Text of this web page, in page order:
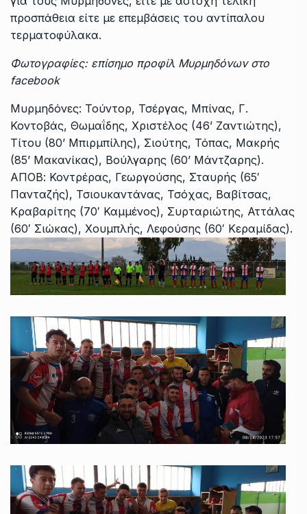
προσπάθεια είτε με επεμβάσεις του αντίπαλου
τερματοφύλακα.
Φωτογραφίες: επίσημο προφίλ Μυρμηδόνων στο
facebook
Μυρμηδόνες: Τούντορ, Τσέργας, Μπίνας, Γ.
Κοντοβάς, Θωμαΐδης, Χριστέλος (46’ Ζαντιώτης),
Τίτου (80’ Μπιρμπίλης), Σιούτης, Τόπας, Μακρής
(85’ Μακανίκας), Βούλγαρης (60’ Μάντζαρης).
ΑΠΟΒ: Κοντρέρας, Γεωργούσης, Σταυρής (65′
Πανταζής), Τσιουκαντάνας, Τσόχας, Βαβίτσας,
Κραβαρίτης (70′ Καμμένος), Συρταριώτης, Αττάλας
(60′ Σιώκας), Χουμπλής, Λεφούσης (60′ Κεραμίδας).